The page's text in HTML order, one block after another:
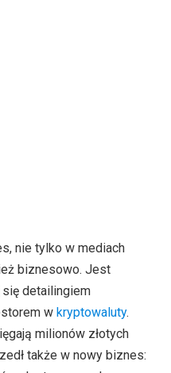
nie tylko w mediach
biznesowo. Jest
się detailingiem
w kryptowaluty.
milionów złotych
także w nowy biznes: